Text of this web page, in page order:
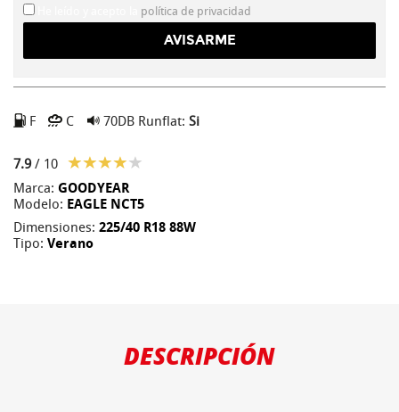
política de privacidad
F C 70DB Runflat: Si
7.9/ 10
Marca: GOODYEAR
Modelo: EAGLE NCT5
Dimensiones: 225/40 R18 88W
Tipo: Verano
DESCRIPCIÓN